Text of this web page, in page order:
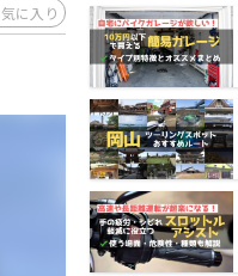
に入り